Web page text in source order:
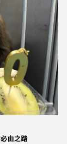
由之路